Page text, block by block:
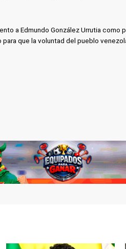
a Edmundo González Urrutia como
que la voluntad del pueblo